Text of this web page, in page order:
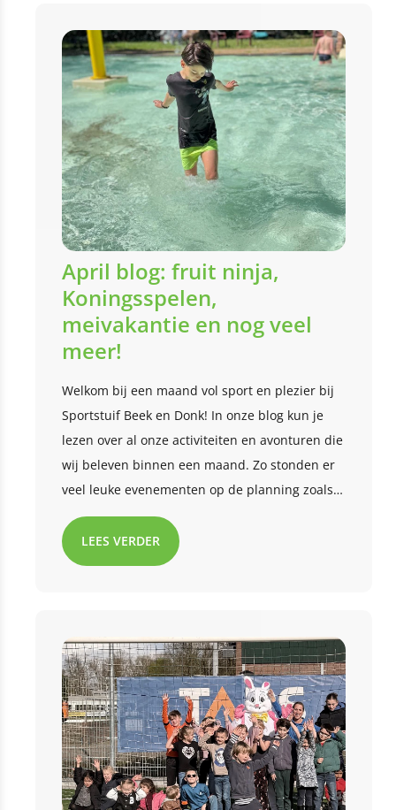
April blog: fruit ninja,
Koningsspelen,
meivakantie en nog veel
meer!
Welkom bij een maand vol sport en plezier bij
Sportstuif Beek en Donk! In onze blog kun je
lezen over al onze activiteiten en avonturen die
wij beleven binnen een maand. Zo stonden er
veel leuke evenementen op de planning zoals
fruit ninja, de Koningsspelen en de
meivakantie! Ben je benieuwd wat we nog
meer hebben gedaan deze maand? Lees met
LEES VERDER